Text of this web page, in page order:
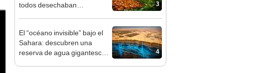
3
todos desechaban
después
4
El “océano invisible” bajo el
Sahara: descubren una
reserva de agua gigantesca